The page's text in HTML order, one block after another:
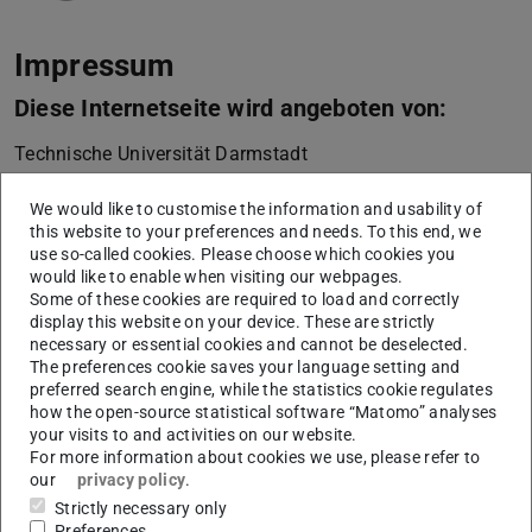
Impressum
Diese Internetseite wird angeboten von:
Technische Universität Darmstadt
64289 Darmstadt
+49 6151 16-01
vertreten durch die Präsidentin der Technischen
Universität Darmstadt, Prof. Dr. Tanja Brühl
Die Technische Universität Darmstadt ist eine
rechtsfähige Körperschaft des öffentlichen Rechts gemäß
§ 1 Abs. 1 i.V.m. § 2 Abs. 1 Nr. 1 HHG (Hessisches
Hochschulgesetz vom 14. Dezember 2009, GVBl. I S.
666). Seit dem In-Kraft-Treten des TU Darmstadt-Gesetzes
(Gesetz zur organisatorischen Fortentwicklung der
We would like to customise the information and usability of
this website to your preferences and needs. To this end, we
use so-called cookies. Please choose which cookies you
would like to enable when visiting our webpages.
Some of these cookies are required to load and correctly
display this website on your device. These are strictly
necessary or essential cookies and cannot be deselected.
The preferences cookie saves your language setting and
preferred search engine, while the statistics cookie regulates
how the open-source statistical software “Matomo” analyses
your visits to and activities on our website.
For more information about cookies we use, please refer to
our
privacy policy.
Strictly necessary only